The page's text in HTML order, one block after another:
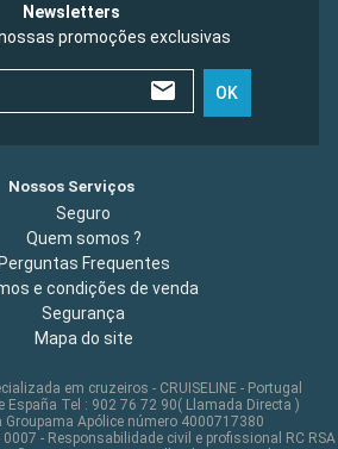
Newsletters
promoções exclusivas
OK
Nossos Serviços
Seguro
Quem somos ?
Perguntas Frequentes
e condições de venda
Segurança
Mapa do site
em cruzeiros - CRUISELINE - Portugal
España Tel : 902 76 72 90( Llamada Directa )
Groupama Apólice número 4000717380
- Responsabilidade civil e profissional RC RSA